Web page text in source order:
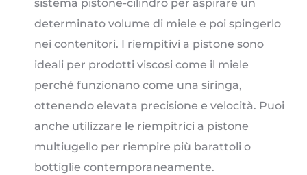
sistema pistone-cilindro per aspirare un
determinato volume di miele e poi spingerlo
nei contenitori. I riempitivi a pistone sono
ideali per prodotti viscosi come il miele
perché funzionano come una siringa,
ottenendo elevata precisione e velocità. Puoi
anche utilizzare le riempitrici a pistone
multiugello per riempire più barattoli o
bottiglie contemporaneamente.